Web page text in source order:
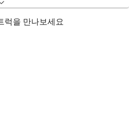
럭을 만나보세요